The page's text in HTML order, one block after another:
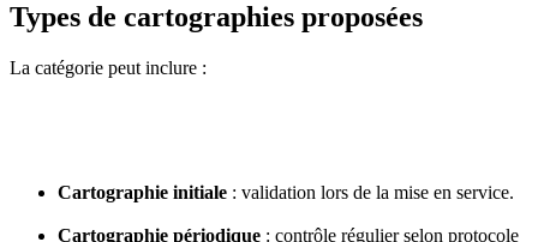
Types de cartographies proposées
La catégorie peut inclure :
Cartographie initiale : validation lors de la mise en service.
Cartographie périodique : contrôle régulier selon protocole